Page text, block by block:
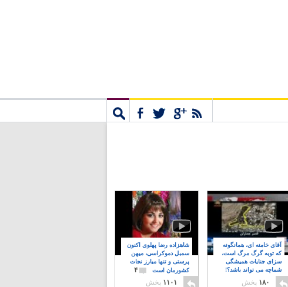
شاهزاده رضا پهلوی اکنون
سمبل دموکراسی، میهن
پرستی و تنها مبارز نجات
کشورمان است
۴
۱۱۰۱ پخش
آقای خامنه ای، همانگونه
که توبه گرگ مرگ است،
سزای جنایات همیشگی
شماچه می تواند باشد؟!
۸
۱۸۰ پخش